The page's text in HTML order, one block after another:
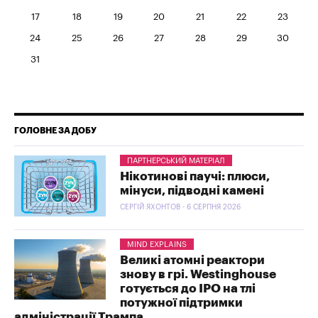
17 18 19 20 21 22 23
24 25 26 27 28 29 30
31
ГОЛОВНЕ ЗА ДОБУ
ПАРТНЕРСЬКИЙ МАТЕРІАЛ
Нікотинові паучі: плюси,
мінуси, підводні камені
СЕРГІЙ ЯХОНТОВ - 6 СЕРПНЯ 2026
MIND EXPLAINS
Великі атомні реактори
знову в грі. Westinghouse
готується до IPO на тлі
потужної підтримки